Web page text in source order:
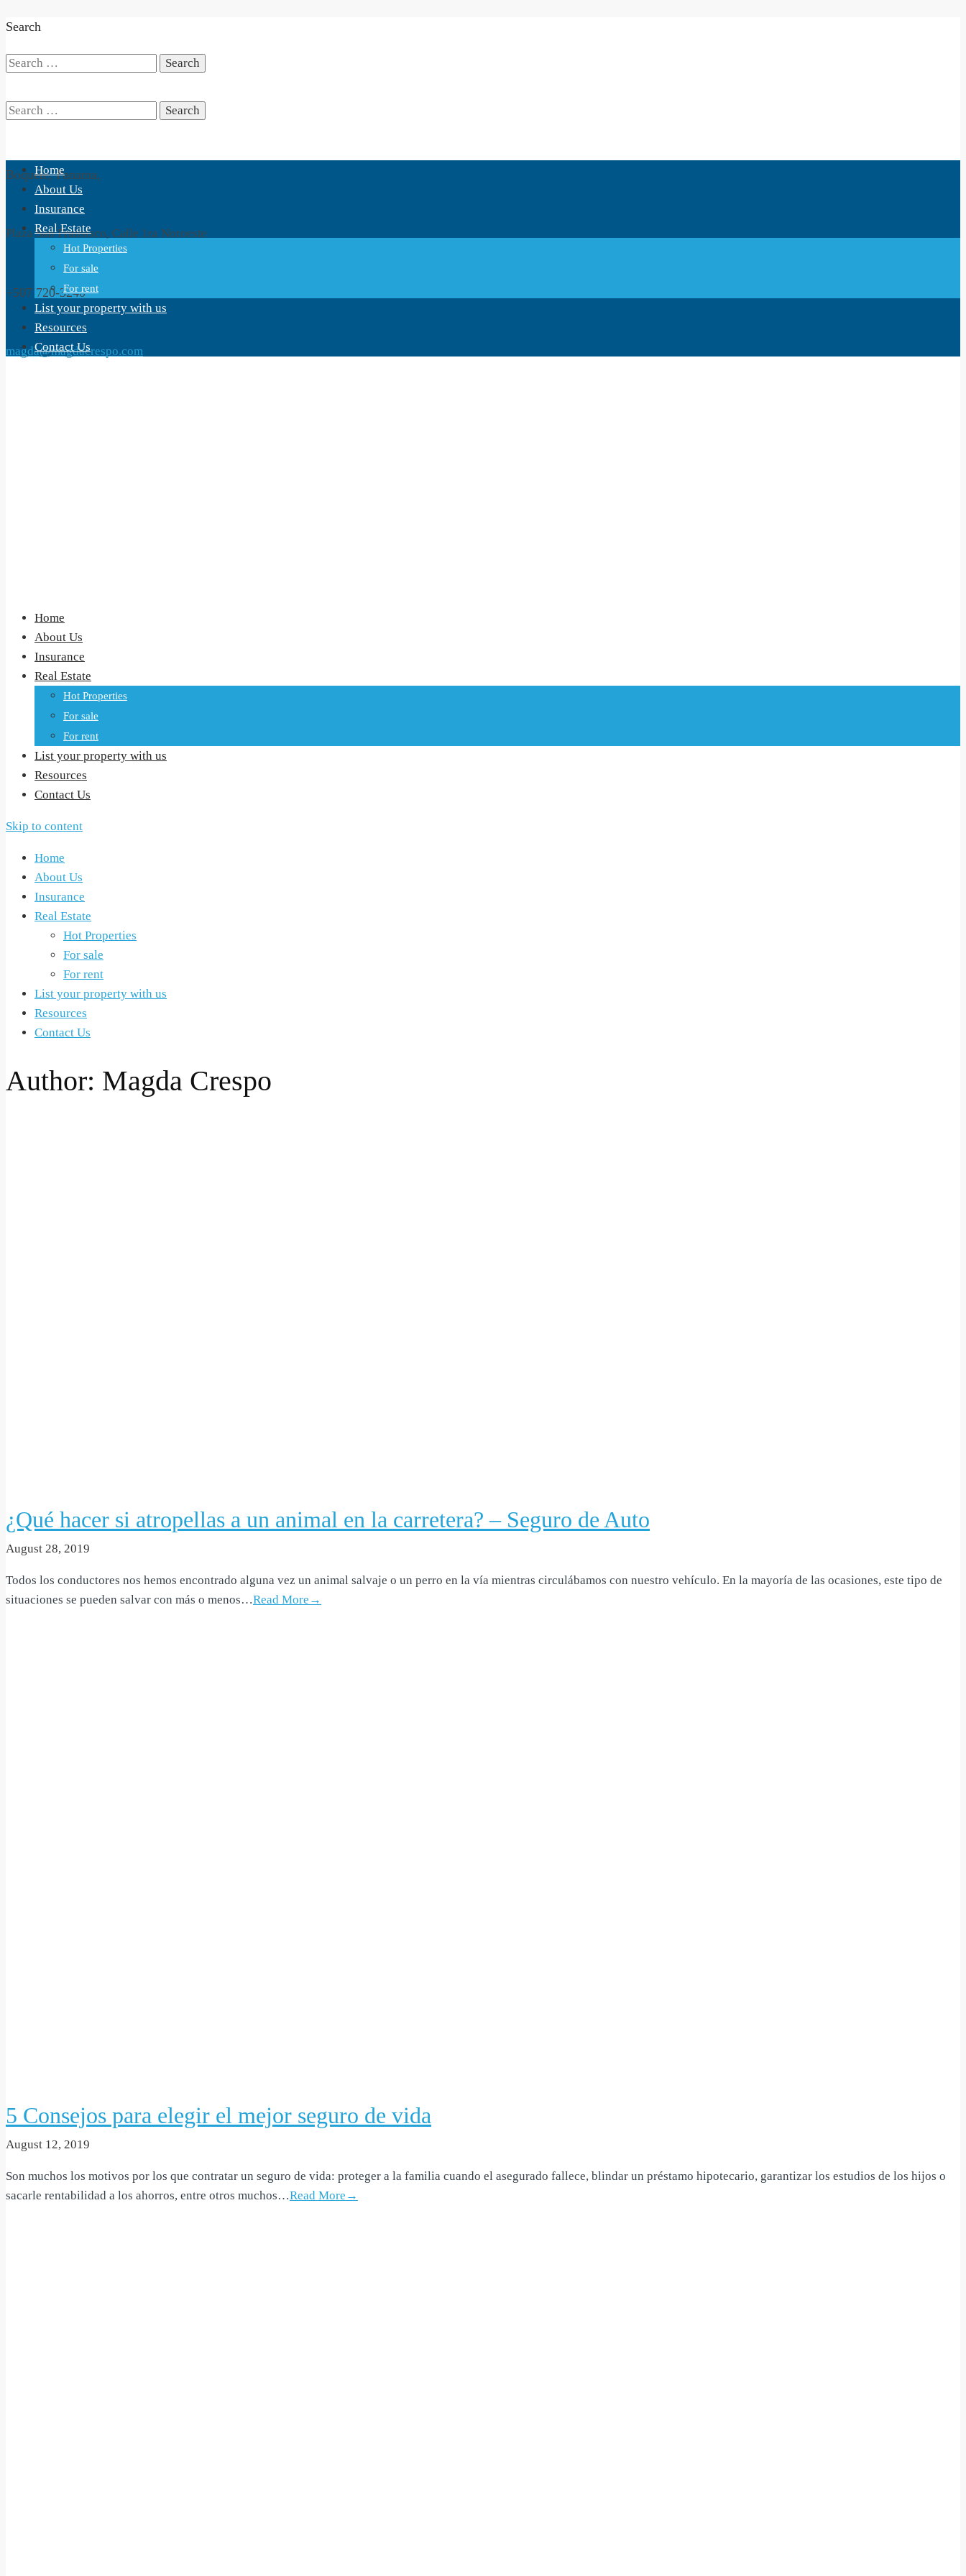
Search
Search
Search
for:
Boquete, Panama,
Plaza San Fransisco, Calle 1ra Noroeste
+507 720-3240
magda@magdacrespo.com
Home
About Us
Insurance
Real Estate
Hot Properties
For sale
For rent
List your property with us
Resources
Contact Us
Home
About Us
Insurance
Real Estate
Hot Properties
For sale
For rent
List your property with us
Resources
Contact Us
Skip to content
Home
About Us
Insurance
Real Estate
Hot Properties
For sale
For rent
List your property with us
Resources
Contact Us
Author: Magda Crespo
¿Qué hacer si atropellas a un animal en la carretera? – Seguro de Auto
August 28, 2019
Todos los conductores nos hemos encontrado alguna vez un animal salvaje o un perro en la vía mientras circulábamos con nuestro vehículo. En la mayoría de las ocasiones, este tipo de
situaciones se pueden salvar con más o menos…Read More→
5 Consejos para elegir el mejor seguro de vida
August 12, 2019
Son muchos los motivos por los que contratar un seguro de vida: proteger a la familia cuando el asegurado fallece, blindar un préstamo hipotecario, garantizar los estudios de los hijos o
sacarle rentabilidad a los ahorros, entre otros muchos…Read More→